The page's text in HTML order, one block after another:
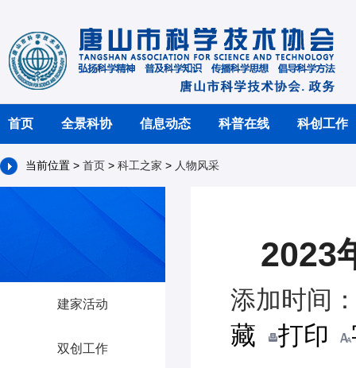
首页 全景科协 信息动态 科普在线 科创工作
当前位置 > 首页 > 科工之家 > 人物风采
建家活动
双创工作
2023
添加时间
藏
打印